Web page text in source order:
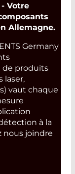
- Votre
Allemagne.
Germany
de produits
laser,
vaut chaque
à la
nous joindre